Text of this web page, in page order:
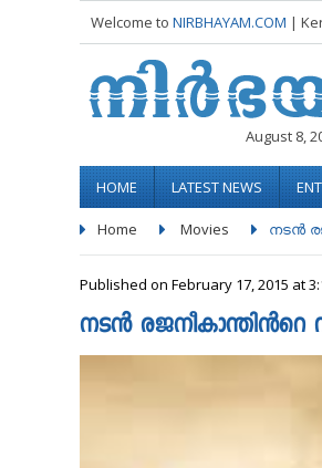
Welcome to NIRBHAYAM.COM |
August 8,
HOME LATEST NEWS
Home Movies നടൻ
Published on February 17, 2015 at
നടൻ രജനീകാന്തിന്‍റെ